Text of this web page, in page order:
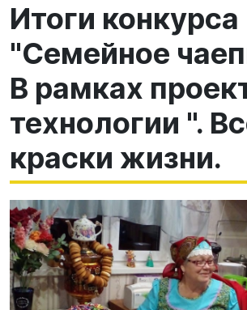
Итоги конкурса
"Семейное
В рамках
технологии ".
краски жизни.